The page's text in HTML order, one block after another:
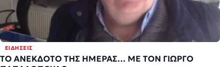
ΕΙΔΉΣΕΙΣ
ΤΟ ΑΝΕΚΔΟΤΟ ΤΗΣ ΗΜΕΡΑΣ… ΜΕ ΤΟΝ ΓΙΩΡΓΟ